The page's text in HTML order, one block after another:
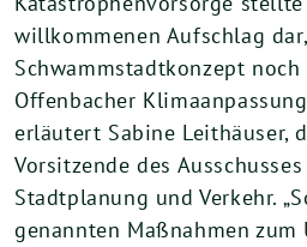
willkommenen Aufschlag
Schwammstadtkonzept
Offenbacher
erläutert Sabine Leithäuser,
Vorsitzende des
Stadtplanung und Verkehr.
genannten Maßnahmen